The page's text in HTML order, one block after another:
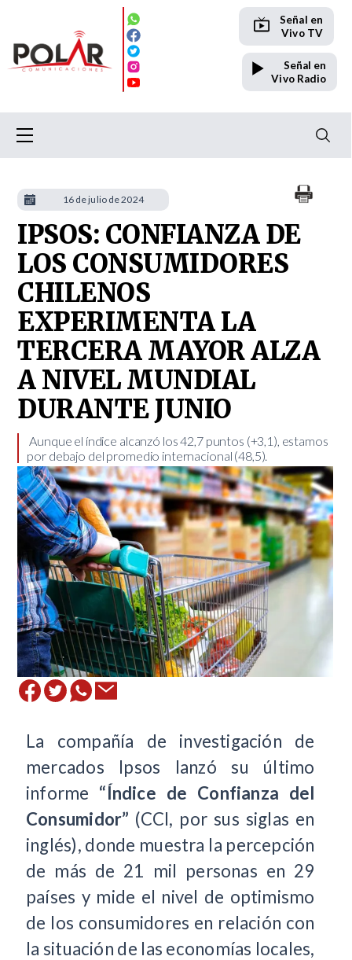
Señal en
Vivo TV
Señal en
Vivo Radio
IPSOS: CONFIANZA DE
LOS CONSUMIDORES
CHILENOS
EXPERIMENTA LA
TERCERA MAYOR ALZA
A NIVEL MUNDIAL
DURANTE JUNIO
​ ​ Aunque el índice alcanzó los 42,7 puntos (+3,1), estamos
por debajo del promedio internacional (48,5). ​
La compañía de investigación de
mercados Ipsos lanzó su último
informe “Índice de Confianza del
Consumidor” (CCI, por sus siglas en
inglés), donde muestra la percepción
de más de 21 mil personas en 29
países y mide el nivel de optimismo
de los consumidores en relación con
la situación de las economías locales,
16 de julio de 2024